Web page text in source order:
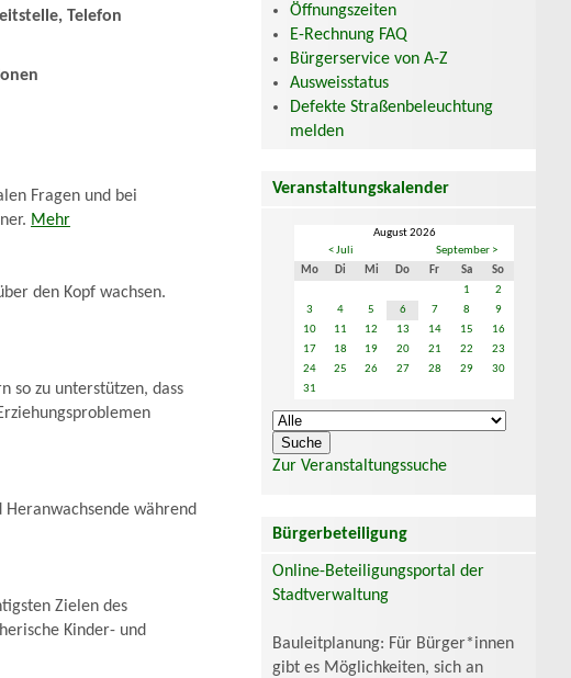
Telefon
Fragen und bei
Mehr
den Kopf wachsen.
so zu unterstützen, dass
während
Zielen des
Kinder- und
Öffnungszeiten
E-Rechnung FAQ
Bürgerservice von A-Z
Ausweisstatus
Defekte Straßenbeleuchtung
melden
Veranstaltungskalender
August 2026
< Juli
September >
Mo
Di Mi Do Fr Sa
So
1
2
3
4 5 6 7 8
9
10
11 12 13 14 15
16
17
18 19 20 21 22
23
24
25 26 27 28 29
30
31
Zur Veranstaltungssuche
Bürgerbeteiligung
Online-Beteiligungsportal der
Stadtverwaltung
Bauleitplanung: Für Bürger*innen
gibt es Möglichkeiten, sich an